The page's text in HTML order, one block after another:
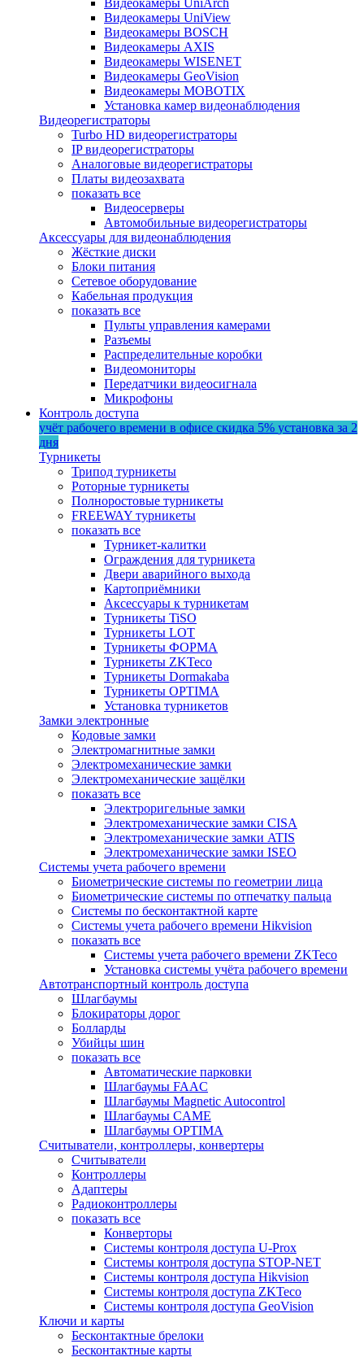
Видеокамеры UniView
Видеокамеры BOSCH
Видеокамеры AXIS
Видеокамеры WISENET
Видеокамеры GeoVision
Видеокамеры MOBOTIX
Установка камер видеонаблюдения
Видеорегистраторы
Turbo HD видеорегистраторы
IP видеорегистраторы
Аналоговые видеорегистраторы
Платы видеозахвата
показать все
Видеосерверы
Автомобильные видеорегистраторы
Аксессуары для видеонаблюдения
Жёсткие диски
Блоки питания
Сетевое оборудование
Кабельная продукция
показать все
Пульты управления камерами
Разъемы
Распределительные коробки
Видеомониторы
Передатчики видеосигнала
Микрофоны
Контроль доступа
учёт рабочего времени в офисе скидка 5% установка за 2
дня
Турникеты
Трипод турникеты
Роторные турникеты
Полноростовые турникеты
FREEWAY турникеты
показать все
Турникет-калитки
Ограждения для турникета
Двери аварийного выхода
Картоприёмники
Аксессуары к турникетам
Турникеты TiSO
Турникеты LOT
Турникеты ФОРМА
Турникеты ZKTeco
Турникеты Dormakaba
Турникеты OPTIMA
Установка турникетов
Замки электронные
Кодовые замки
Электромагнитные замки
Электромеханические замки
Электромеханические защёлки
показать все
Электроригельные замки
Электромеханические замки CISA
Электромеханические замки ATIS
Электромеханические замки ISEO
Системы учета рабочего времени
Биометрические системы по геометрии лица
Биометрические системы по отпечатку пальца
Системы по бесконтактной карте
Системы учета рабочего времени Hikvision
показать все
Системы учета рабочего времени ZKTeco
Установка системы учёта рабочего времени
Автотранспортный контроль доступа
Шлагбаумы
Блокираторы дорог
Болларды
Убийцы шин
показать все
Автоматические парковки
Шлагбаумы FAAC
Шлагбаумы Magnetic Autocontrol
Шлагбаумы CAME
Шлагбаумы OPTIMA
Считыватели, контроллеры, конвертеры
Считыватели
Контроллеры
Адаптеры
Радиоконтроллеры
показать все
Конверторы
Системы контроля доступа U-Prox
Системы контроля доступа STOP-NET
Системы контроля доступа Hikvision
Системы контроля доступа ZKTeco
Системы контроля доступа GeoVision
Ключи и карты
Бесконтактные брелоки
Бесконтактные карты